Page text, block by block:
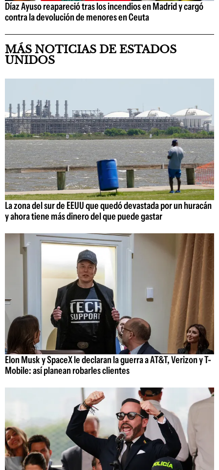
Díaz Ayuso reapareció tras los incendios en Madrid y cargó
contra la devolución de menores en Ceuta
MÁS NOTICIAS DE ESTADOS
UNIDOS
La zona del sur de EEUU que quedó devastada por un huracán
y ahora tiene más dinero del que puede gastar
Elon Musk y SpaceX le declaran la guerra a AT&T, Verizon y T-
Mobile: así planean robarles clientes